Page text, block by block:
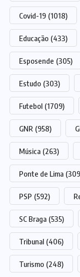
Covid-19 (1018)
Educação (433)
Esposende (305)
Estudo (303)
Futebol (1709)
GNR (958)
Música (263)
Ponte de Lima
PSP (592)
SC Braga (535)
Tribunal (406)
Turismo (248)